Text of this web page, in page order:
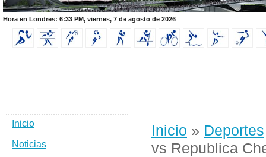
Hora en Londres: 6:33 PM, viernes, 7 de agosto de 2026
Inicio » Deportes
vs Republica
Inicio
Noticias